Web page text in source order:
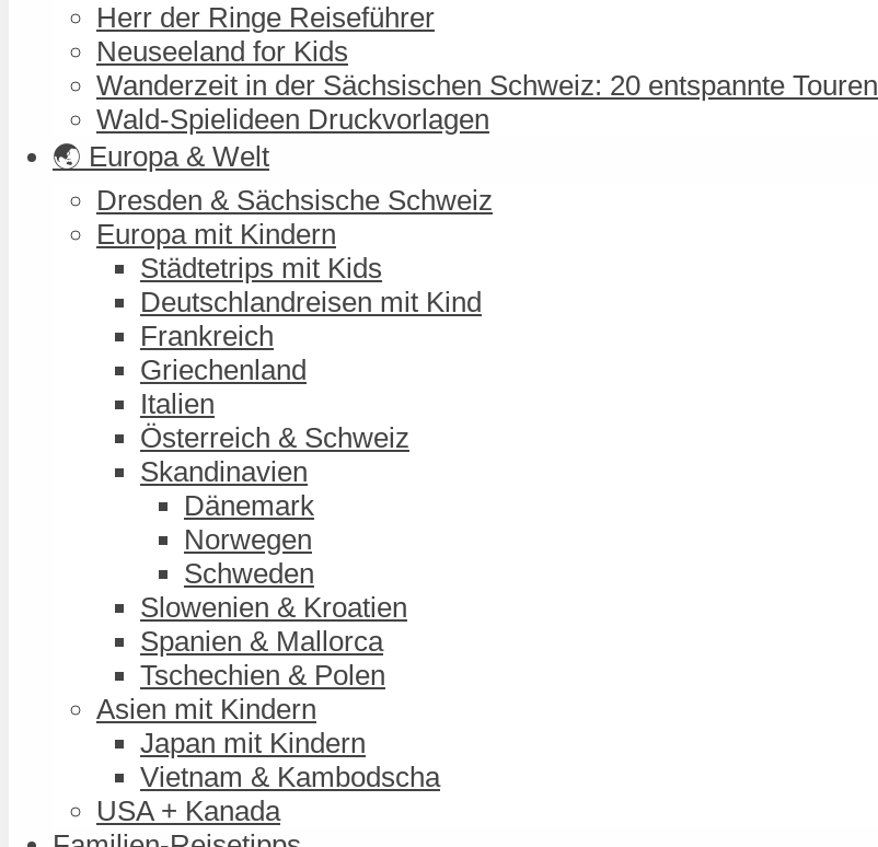
Herr der Ringe Reiseführer
Neuseeland for Kids
Wanderzeit in der Sächsischen Schweiz: 20 entspannte Touren
Wald-Spielideen Druckvorlagen
🌏 Europa & Welt
Dresden & Sächsische Schweiz
Europa mit Kindern
Städtetrips mit Kids
Deutschlandreisen mit Kind
Frankreich
Griechenland
Italien
Österreich & Schweiz
Skandinavien
Dänemark
Norwegen
Schweden
Slowenien & Kroatien
Spanien & Mallorca
Tschechien & Polen
Asien mit Kindern
Japan mit Kindern
Vietnam & Kambodscha
USA + Kanada